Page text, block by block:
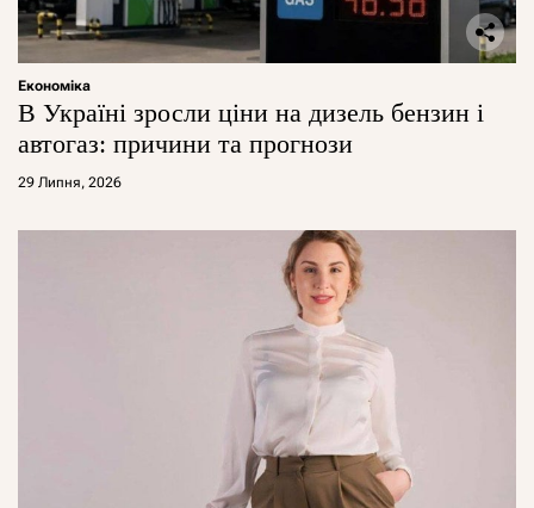
Економіка
В Україні зросли ціни на дизель бензин і
автогаз: причини та прогнози
29 Липня, 2026